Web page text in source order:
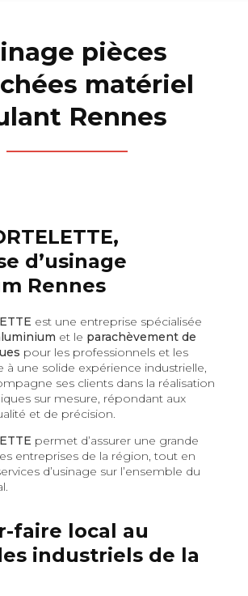
pièces
matériel
Rennes
d’usinage
Rennes
est une entreprise spécialisée
et le parachèvement de
pour les professionnels et les
à une solide expérience industrielle,
ses clients dans la réalisation
sur mesure, répondant aux
et de précision.
permet d’assurer une grande
entreprises de la région, tout en
d’usinage sur l’ensemble du
faire local au
industriels de la